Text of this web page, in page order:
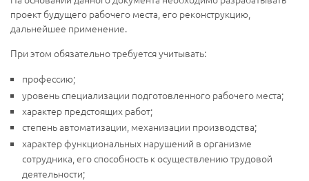
проект будущего рабочего места, его реконструкцию,
дальнейшее применение.
При этом обязательно требуется учитывать:
профессию;
уровень специализации подготовленного рабочего места;
характер предстоящих работ;
степень автоматизации, механизации производства;
характер функциональных нарушений в организме
сотрудника, его способность к осуществлению трудовой
деятельности;